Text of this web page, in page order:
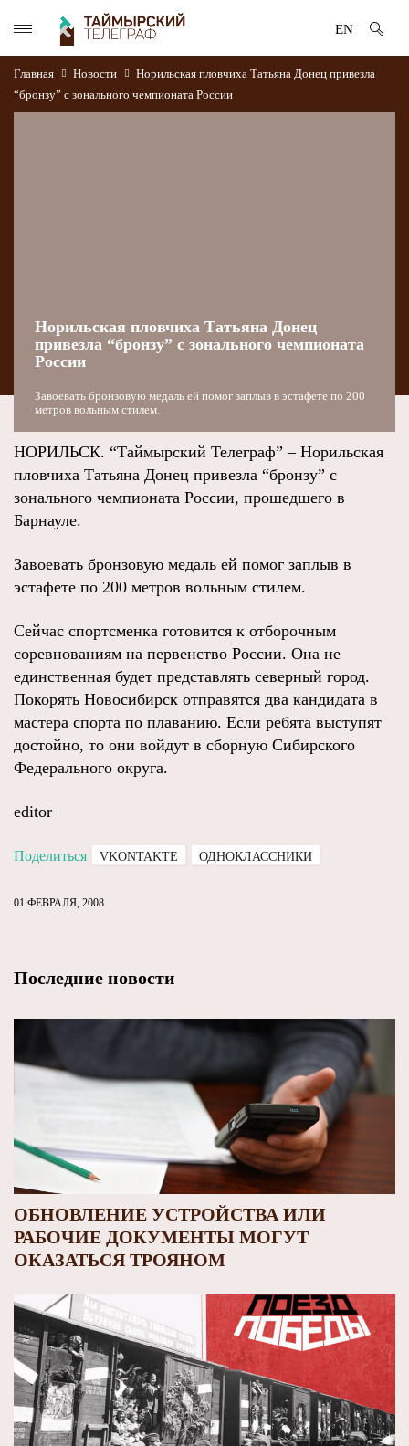
EN
Главная Новости
Норильская пловчиха Татьяна Донец привезла
“бронзу” с зонального чемпионата России
Норильская пловчиха Татьяна Донец
привезла “бронзу” с зонального чемпионата
России
Завоевать бронзовую медаль ей помог заплыв в эстафете по 200
метров вольным стилем.
НОРИЛЬСК. “Таймырский Телеграф” – Норильская
пловчиха Татьяна Донец привезла “бронзу” с
зонального чемпионата России, прошедшего в
Барнауле.
Завоевать бронзовую медаль ей помог заплыв в
эстафете по 200 метров вольным стилем.
Сейчас спортсменка готовится к отборочным
соревнованиям на первенство России. Она не
единственная будет представлять северный город.
Покорять Новосибирск отправятся два кандидата в
мастера спорта по плаванию. Если ребята выступят
достойно, то они войдут в сборную Сибирского
Федерального округа.
editor
Поделиться VKONTAKTE ОДНОКЛАССНИКИ
01 ФЕВРАЛЯ, 2008
Последние новости
ОБНОВЛЕНИЕ УСТРОЙСТВА ИЛИ
РАБОЧИЕ ДОКУМЕНТЫ МОГУТ
ОКАЗАТЬСЯ ТРОЯНОМ